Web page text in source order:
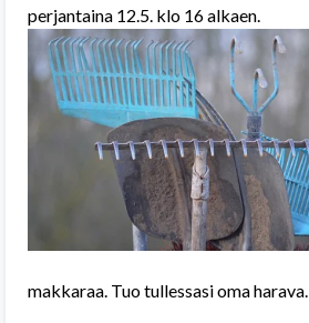
perjantaina 12.5. klo 16 alkaen.
makkaraa. Tuo tullessasi oma harava.